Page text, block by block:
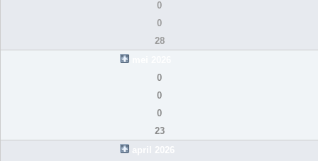
0
0
28
0
0
0
23
april 2026